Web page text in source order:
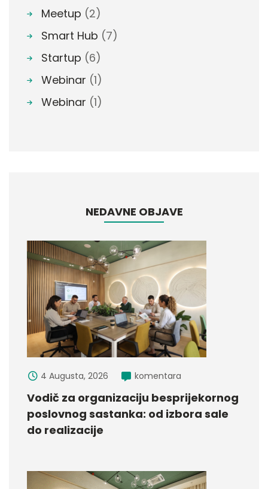
Meetup (2)
Smart Hub (7)
Startup (6)
Webinar (1)
Webinar (1)
NEDAVNE OBJAVE
4 Augusta, 2026 komentara
Vodič za organizaciju besprijekornog
poslovnog sastanka: od izbora sale
do realizacije